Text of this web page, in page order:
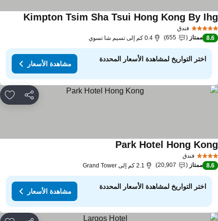
فندق
Kimpton Tsim Sha Tsui Hong Kong By
8.6 ممتاز 655 0.4 كم إلى تسيم شا تسوي
اختر التواريخ لمشاهدة الأسعار المحددة
مشاهدة الأسعار
مشاركة
فندق
Park Hotel Hong
8.6 ممتاز 20,907 2.1 كم إلى Grand Tower
اختر التواريخ لمشاهدة الأسعار المحددة
مشاهدة الأسعار